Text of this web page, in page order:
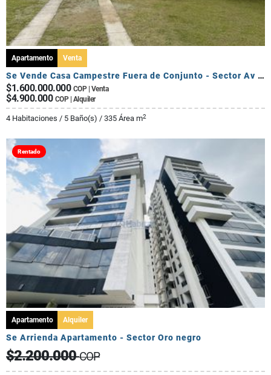
Apartamento Venta
Se Vende Casa Campestre Fuera de Conjunto - Sector Av Centenario
$1.600.000.000 COP | Venta
$4.900.000 COP | Alquiler
4 Habitaciones / 5 Baño(s) / 335 Área m2
Rentado
Apartamento Alquiler
Se Arrienda Apartamento - Sector Oro negro
$2.200.000COP